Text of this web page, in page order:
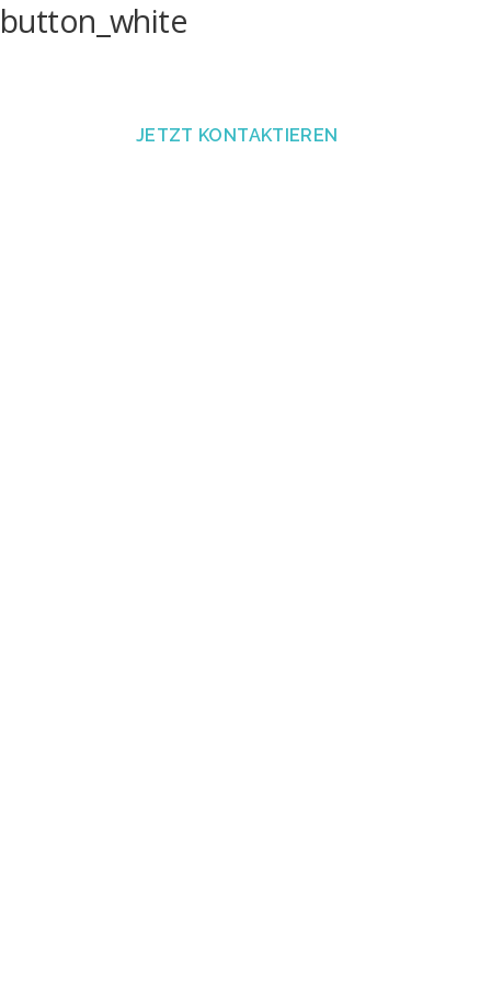
button_white
JETZT KONTAKTIEREN